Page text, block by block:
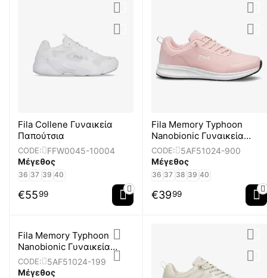
Fila Collene Γυναικεία
Παπούτσια
CODE:
FFW0045-10004
Μέγεθος
36 37 39 40
€5599
Fila Memory Typhoon
Nanobionic Γυναικεία
Παπούτσια
CODE:
5AF51024-900
Μέγεθος
36 37 38 39 40
€3999
Fila Memory Typhoon
Nanobionic Γυναικεία
Παπούτσια
CODE:
5AF51024-199
Μέγεθος